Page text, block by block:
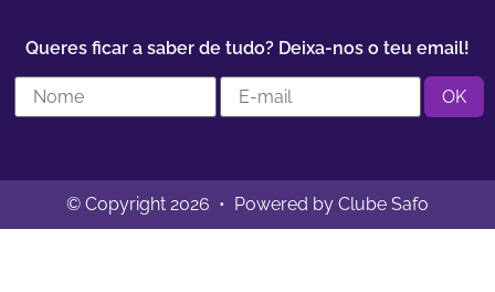
Queres ficar a saber de tudo? Deixa-nos o teu email!
© Copyright 2026 • Powered by Clube Safo